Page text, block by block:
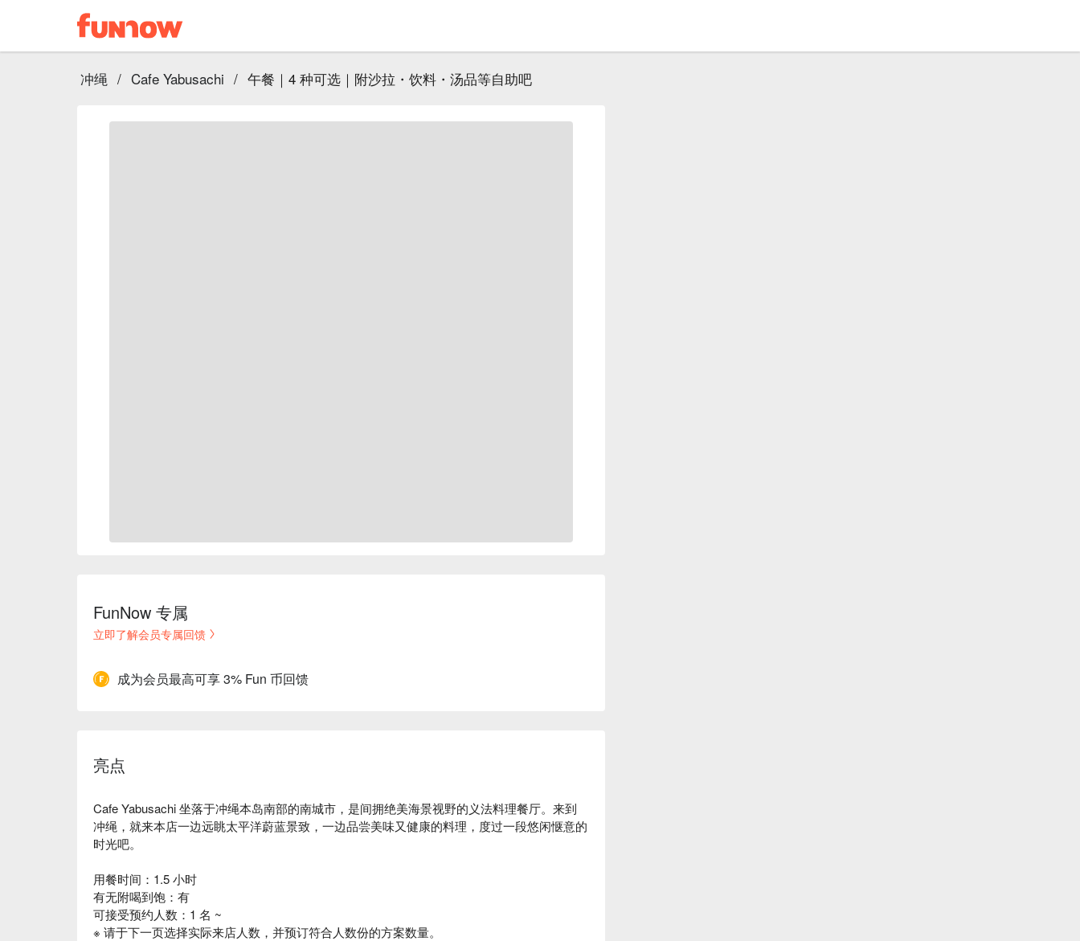
冲绳 / Cafe Yabusachi / 午餐｜4 种可选｜附沙拉・饮料・汤品等自助吧
FunNow 专属
立即了解会员专属回馈
成为会员最高可享 3% Fun 币回馈
亮点
Cafe Yabusachi 坐落于冲绳本岛南部的南城市，是间拥绝美海景视野的义法料理餐厅。来到
冲绳，就来本店一边远眺太平洋蔚蓝景致，一边品尝美味又健康的料理，度过一段悠闲惬意的
时光吧。
用餐时间：1.5 小时
有无附喝到饱：有
可接受预约人数：1 名 ~
※ 请于下一页选择实际来店人数，并预订符合人数份的方案数量。